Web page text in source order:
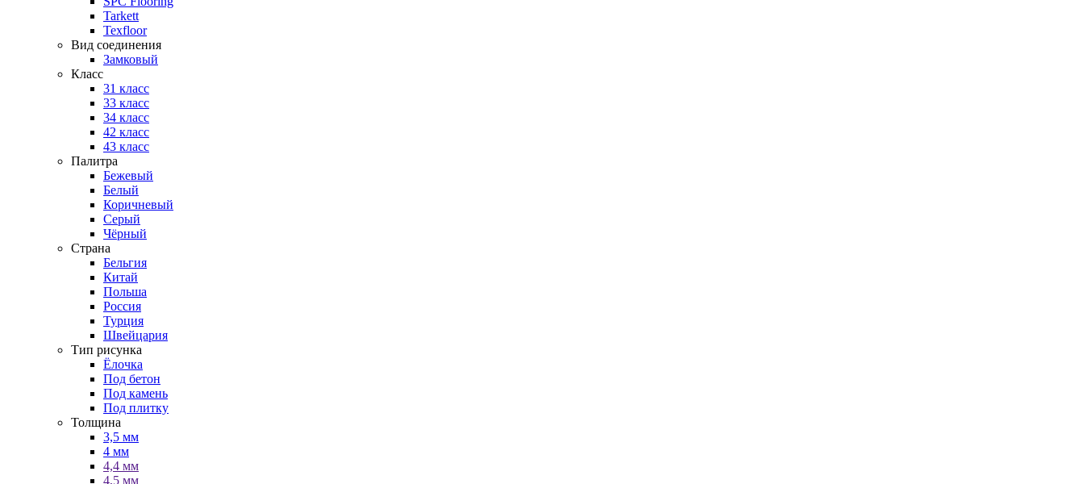
Tarkett
Texfloor
Вид соединения
Замковый
Класс
31 класс
33 класс
34 класс
42 класс
43 класс
Палитра
Бежевый
Белый
Коричневый
Серый
Чёрный
Страна
Бельгия
Китай
Польша
Россия
Турция
Швейцария
Тип рисунка
Ёлочка
Под бетон
Под камень
Под плитку
Толщина
3,5 мм
4 мм
4,4 мм
4,5 мм